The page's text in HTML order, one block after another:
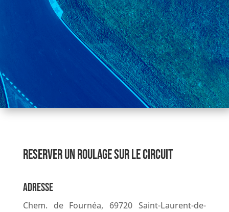
RESERVER UN ROULAGE SUR LE CIRCUIT
ADRESSE
Chem. de Fournéa, 69720 Saint-Laurent-de-